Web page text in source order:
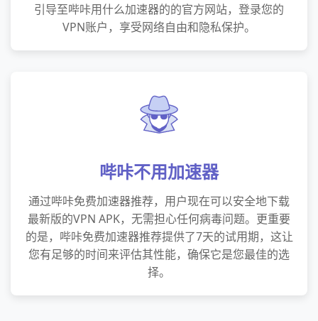
引导至哔咔用什么加速器的的官方网站，登录您的
VPN账户，享受网络自由和隐私保护。
哔咔不用加速器
通过哔咔免费加速器推荐，用户现在可以安全地下载
最新版的VPN APK，无需担心任何病毒问题。更重要
的是，哔咔免费加速器推荐提供了7天的试用期，这让
您有足够的时间来评估其性能，确保它是您最佳的选
择。